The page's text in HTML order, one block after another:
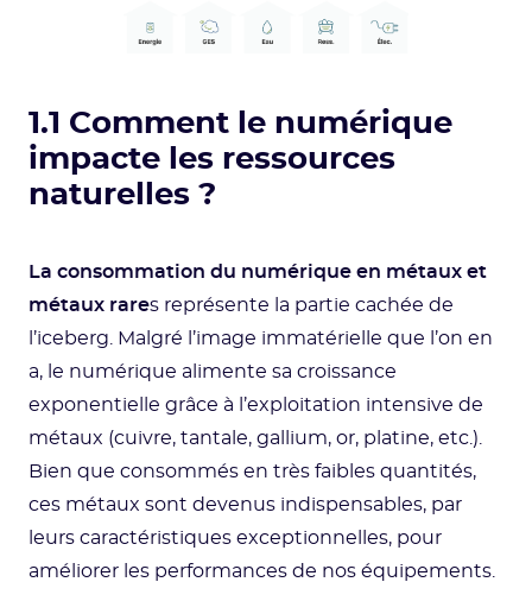
1.1 Comment le numérique
impacte les ressources
naturelles ?
La consommation du numérique en métaux et
métaux rares représente la partie cachée de
l’iceberg. Malgré l’image immatérielle que l’on en
a, le numérique alimente sa croissance
exponentielle grâce à l’exploitation intensive de
métaux (cuivre, tantale, gallium, or, platine, etc.).
Bien que consommés en très faibles quantités,
ces métaux sont devenus indispensables, par
leurs caractéristiques exceptionnelles, pour
améliorer les performances de nos équipements.